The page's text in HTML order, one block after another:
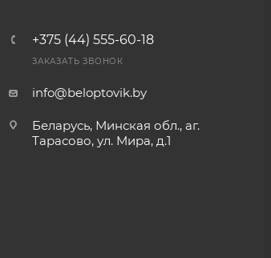
+375 (44) 555-60-18
ЗАКАЗАТЬ ЗВОНОК
info@beloptovik.by
Беларусь, Минская обл., аг.
Тарасово, ул. Мира, д.1